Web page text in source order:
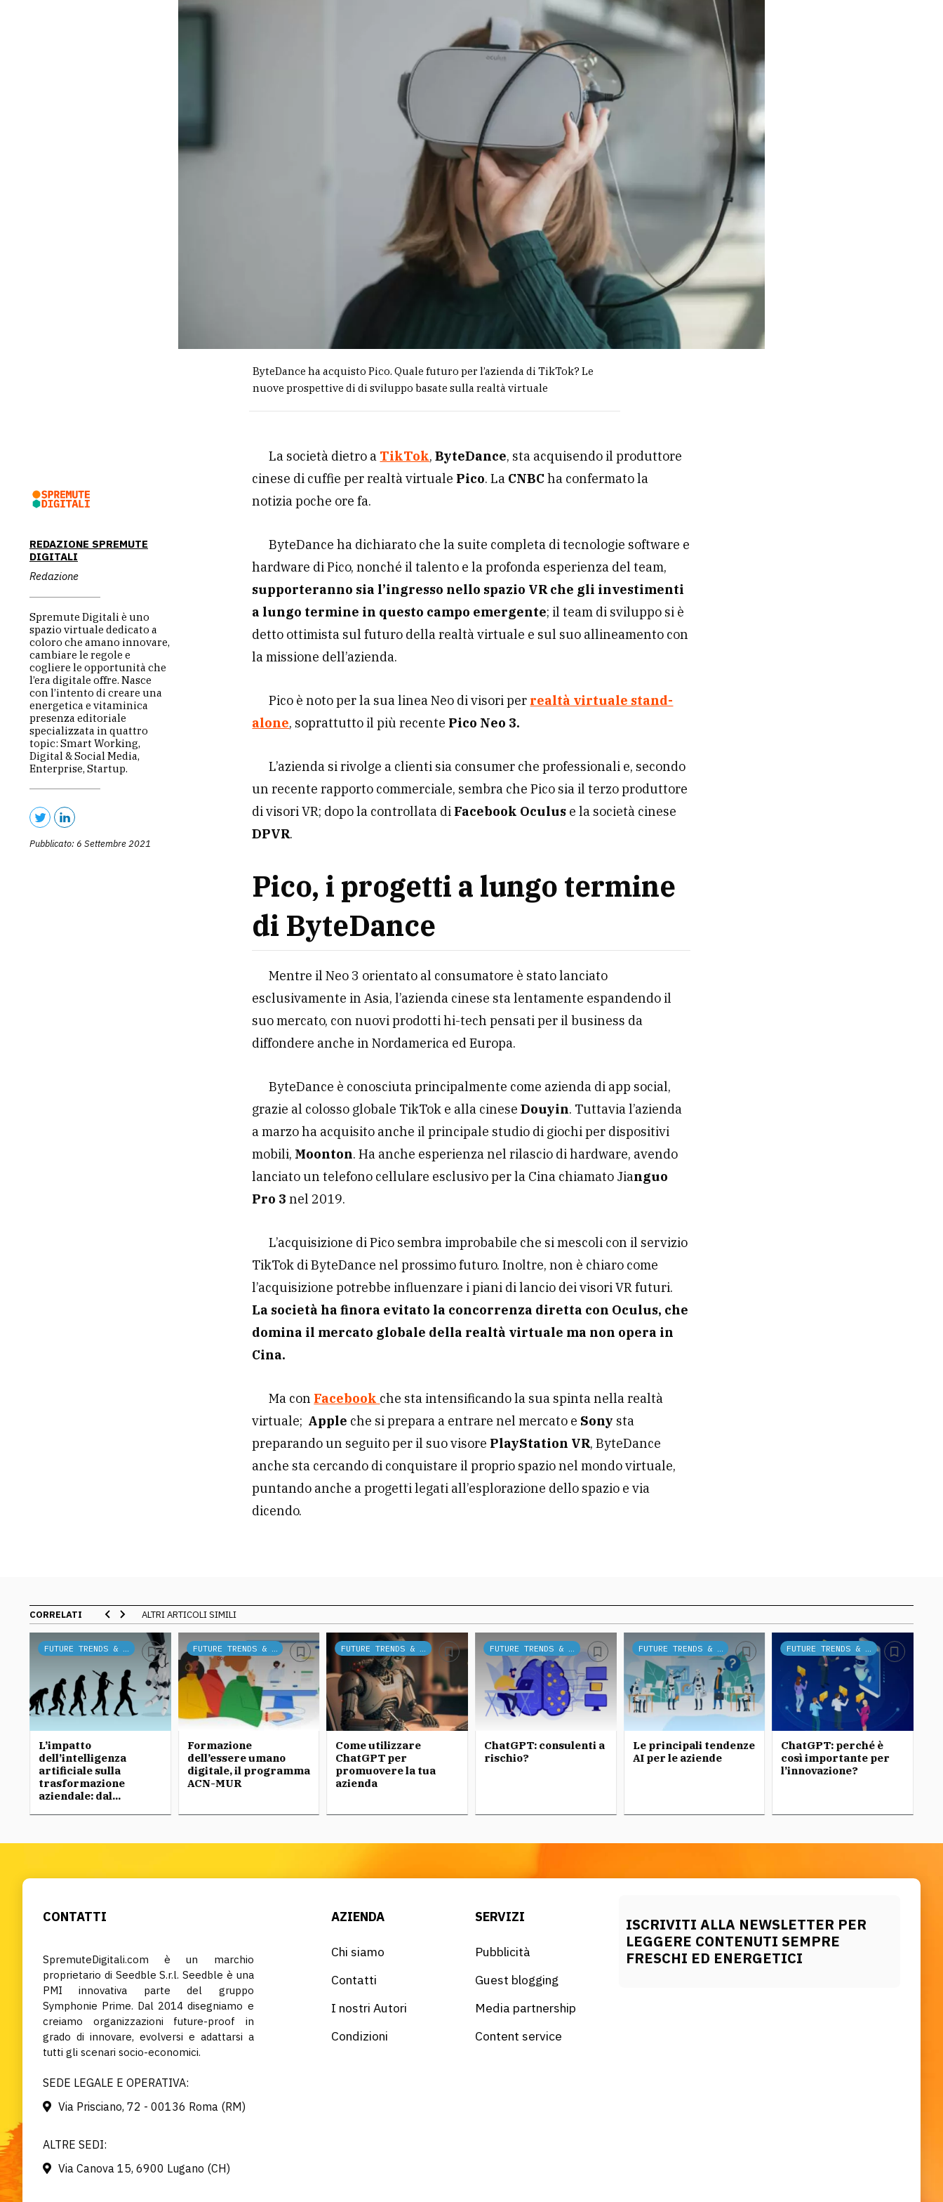
ByteDance ha acquisto Pico. Quale futuro per l’azienda di TikTok? Le
nuove prospettive di di sviluppo basate sulla realtà virtuale
REDAZIONE SPREMUTE
DIGITALI
Redazione
Spremute Digitali è uno
spazio virtuale dedicato a
coloro che amano innovare,
cambiare le regole e
cogliere le opportunità che
l’era digitale offre. Nasce
con l’intento di creare una
energetica e vitaminica
presenza editoriale
specializzata in quattro
topic: Smart Working,
Digital & Social Media,
Enterprise, Startup.
Pubblicato: 6 Settembre 2021
La società dietro a TikTok,ByteDance, sta acquisendo il produttore
cinese di cuffie per realtà virtuale Pico. La CNBCha confermato la
notizia poche ore fa.
ByteDance ha dichiarato che la suite completa di tecnologie software e
hardware di Pico, nonché il talento e la profonda esperienza del team,
supporteranno sia l’ingresso nello spazio VR che gli investimenti
a lungo termine in questo campo emergente; il team di sviluppo si è
detto ottimista sul futuro della realtà virtuale e sul suo allineamento con
la missione dell’azienda.
Pico è noto per la sua linea Neo di visori per realtà virtuale stand-
alone, soprattutto il più recente Pico Neo 3.
L’azienda si rivolge a clienti sia consumer che professionali e, secondo
un recente rapporto commerciale, sembra che Pico sia il terzo produttore
di visori VR; dopo la controllata di Facebook Oculus e la società cinese
DPVR.
Pico, i progetti a lungo termine
di ByteDance
Mentre il Neo 3 orientato al consumatore è stato lanciato
esclusivamente in Asia, l’azienda cinese sta lentamente espandendo il
suo mercato, con nuovi prodotti hi-tech pensati per il business da
diffondere anche in Nordamerica ed Europa.
ByteDance è conosciuta principalmente come azienda di app social,
grazie al colosso globale TikTok e alla cineseDouyin. Tuttavia l’azienda
a marzo ha acquisito anche il principale studio di giochi per dispositivi
mobili, Moonton. Ha anche esperienza nel rilascio di hardware, avendo
lanciato un telefono cellulare esclusivo per la Cina chiamato Jianguo
Pro 3nel 2019.
L’acquisizione di Pico sembra improbabile che si mescoli con il servizio
TikTok di ByteDance nel prossimo futuro. Inoltre, non è chiaro come
l’acquisizione potrebbe influenzare i piani di lancio dei visori VR futuri.
La società ha finora evitato la concorrenza diretta con Oculus, che
domina il mercato globale della realtà virtuale ma non opera in
Cina.
Ma con Facebook che sta intensificando la sua spinta nella realtà
virtuale; Apple che si prepara a entrare nel mercato e Sony sta
preparando un seguito per il suo visore PlayStation VR, ByteDance
anche sta cercando di conquistare il proprio spazio nel mondo virtuale,
puntando anche a progetti legati all’esplorazione dello spazio e via
dicendo.
CORRELATI ALTRI ARTICOLI SIMILI
L’impatto
dell’intelligenza
artificiale sulla
trasformazione
aziendale: dal...
Formazione
dell’essere umano
digitale, il programma
ACN-MUR
Come utilizzare
ChatGPT per
promuovere la tua
azienda
ChatGPT: consulenti a
rischio?
Le principali tendenze
AI per le aziende
ChatGPT: perché è
così importante per
l’innovazione?
CONTATTI
SpremuteDigitali.com è un marchio
proprietario di Seedble S.r.l. Seedble è una
PMI innovativa parte del gruppo
Symphonie Prime. Dal 2014 disegniamo e
creiamo organizzazioni future-proof in
grado di innovare, evolversi e adattarsi a
tutti gli scenari socio-economici.
SEDE LEGALE E OPERATIVA:
Via Prisciano, 72 - 00136 Roma (RM)
ALTRE SEDI:
Via Canova 15, 6900 Lugano (CH)
AZIENDA
Chi siamo
Contatti
I nostri Autori
Condizioni
SERVIZI
Pubblicità
Guest blogging
Media partnership
Content service
ISCRIVITI ALLA NEWSLETTER PER
LEGGERE CONTENUTI SEMPRE
FRESCHI ED ENERGETICI